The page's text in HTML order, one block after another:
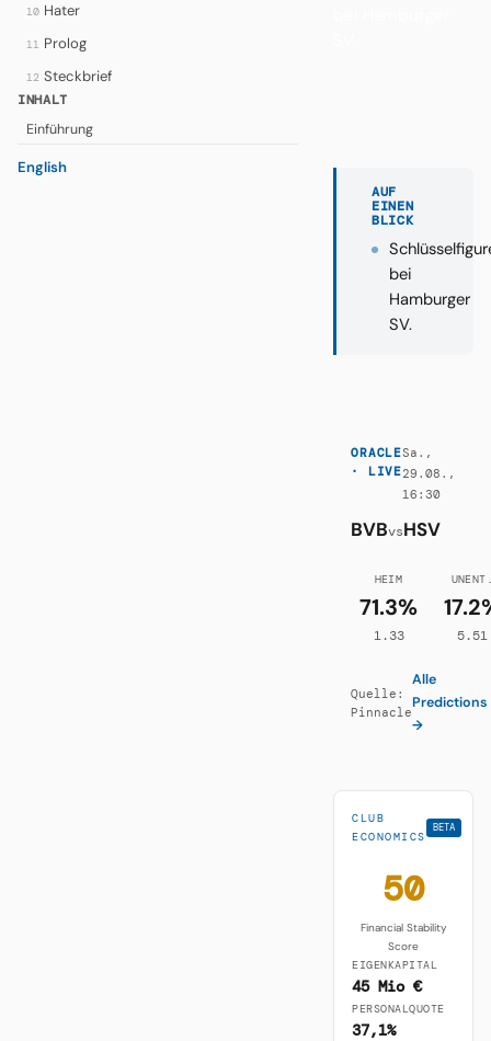
10 Hater
11 Prolog
12 Steckbrief
INHALT
Einführung
English
AUF
EINEN
BLICK
bei
Hamburger
SV.
ORACLE
· LIVE
Sa.,
29.08.,
16:30
BVBvsHSV
HEIM
71.3%
1.33 5.51
Quelle:
Pinnacle
Alle
Predictions
→
CLUB
ECONOMICS
BETA
50
Financial Stability
Score
EIGENKAPITAL
45 Mio €
PERSONALQUOTE
37,1%